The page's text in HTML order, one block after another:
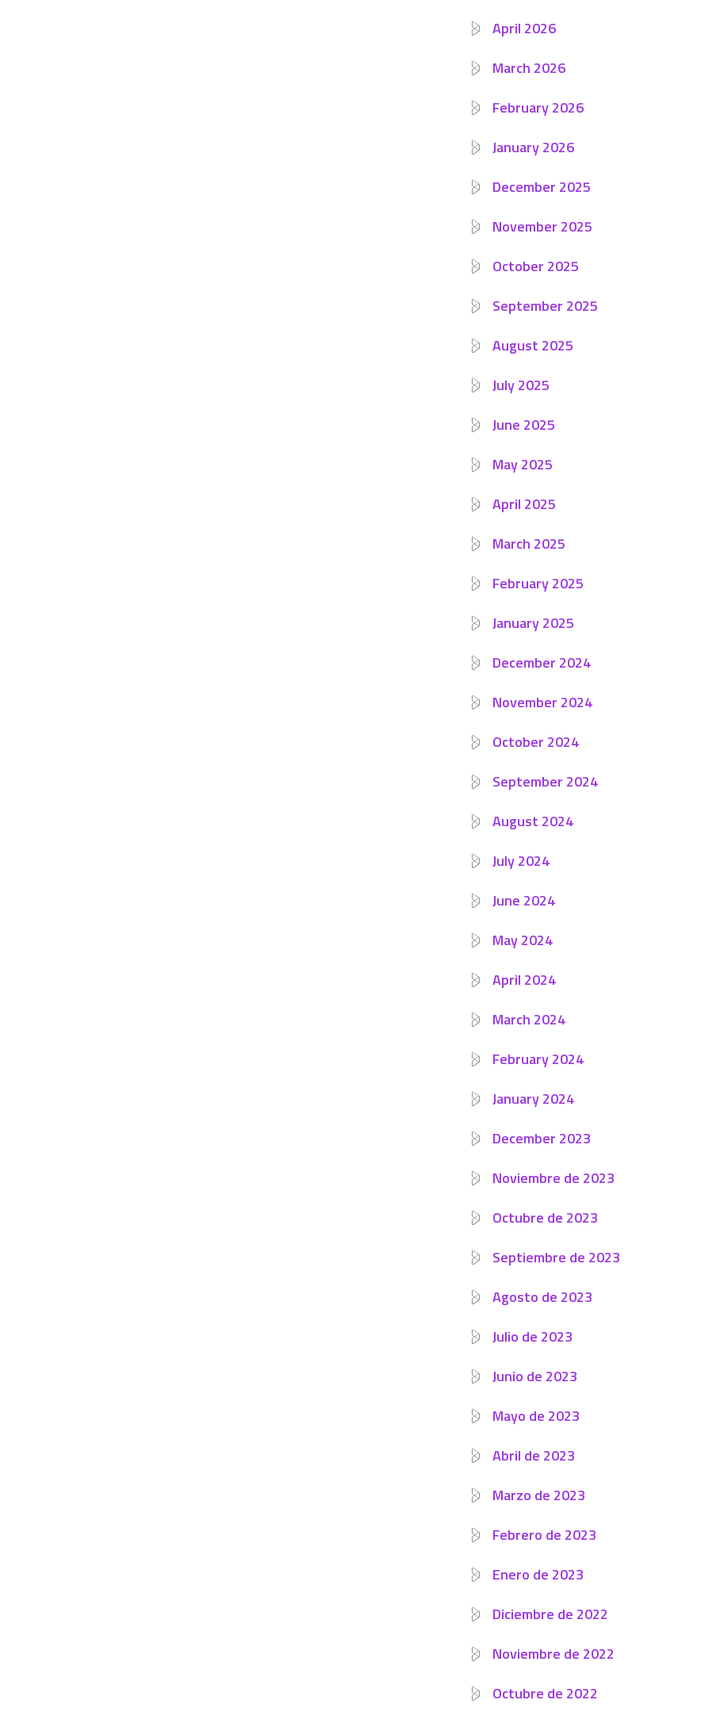
April 2026
March 2026
February 2026
January 2026
December 2025
November 2025
October 2025
September 2025
August 2025
July 2025
June 2025
May 2025
April 2025
March 2025
February 2025
January 2025
December 2024
November 2024
October 2024
September 2024
August 2024
July 2024
June 2024
May 2024
April 2024
March 2024
February 2024
January 2024
December 2023
Noviembre de 2023
Octubre de 2023
Septiembre de 2023
Agosto de 2023
Julio de 2023
Junio de 2023
Mayo de 2023
Abril de 2023
Marzo de 2023
Febrero de 2023
Enero de 2023
Diciembre de 2022
Noviembre de 2022
Octubre de 2022